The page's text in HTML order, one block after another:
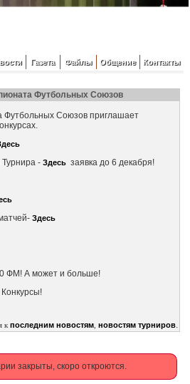
Газета Файлы Общение Контакты
Футбольных Союзов
Союзов приглашает
- Здесьзаявка до 6 декабря!
Здесь
ФМ! А может и больше!
к последним новостям, новостям турниров.
закрыты, скоро откроются.